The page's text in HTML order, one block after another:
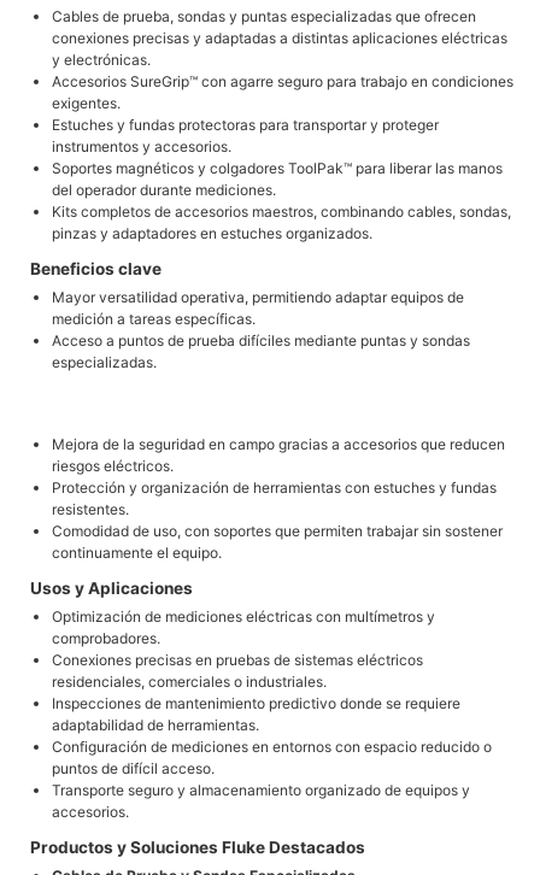
Cables de prueba, sondas y puntas especializadas que ofrecen
conexiones precisas y adaptadas a distintas aplicaciones eléctricas
y electrónicas.
Accesorios SureGrip™ con agarre seguro para trabajo en condiciones
exigentes.
Estuches y fundas protectoras para transportar y proteger
instrumentos y accesorios.
Soportes magnéticos y colgadores ToolPak™ para liberar las manos
del operador durante mediciones.
Kits completos de accesorios maestros, combinando cables, sondas,
pinzas y adaptadores en estuches organizados.
Beneficios clave
Mayor versatilidad operativa, permitiendo adaptar equipos de
medición a tareas específicas.
Acceso a puntos de prueba difíciles mediante puntas y sondas
especializadas.
Mejora de la seguridad en campo gracias a accesorios que reducen
riesgos eléctricos.
Protección y organización de herramientas con estuches y fundas
resistentes.
Comodidad de uso, con soportes que permiten trabajar sin sostener
continuamente el equipo.
Usos y Aplicaciones
Optimización de mediciones eléctricas con multímetros y
comprobadores.
Conexiones precisas en pruebas de sistemas eléctricos
residenciales, comerciales o industriales.
Inspecciones de mantenimiento predictivo donde se requiere
adaptabilidad de herramientas.
Configuración de mediciones en entornos con espacio reducido o
puntos de difícil acceso.
Transporte seguro y almacenamiento organizado de equipos y
accesorios.
Productos y Soluciones Fluke Destacados